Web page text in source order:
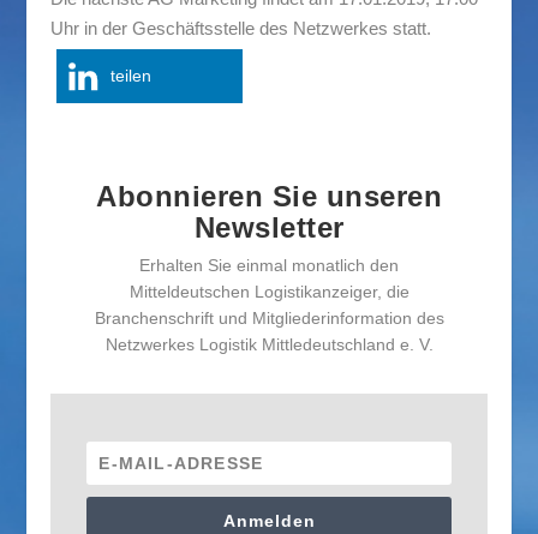
Uhr in der Geschäftsstelle des Netzwerkes statt.
teilen
Abonnieren Sie unseren
Newsletter
Erhalten Sie einmal monatlich den
Mitteldeutschen Logistikanzeiger, die
Branchenschrift und Mitgliederinformation des
Netzwerkes Logistik Mittledeutschland e. V.
Anmelden